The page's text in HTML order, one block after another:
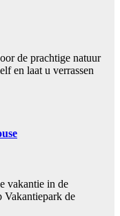
de prachtige natuur
en laat u verrassen
vakantie in de
Vakantiepark de